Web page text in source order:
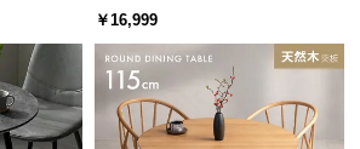
石調 無地ホワイト 丸テーブル 2人
￥16,999